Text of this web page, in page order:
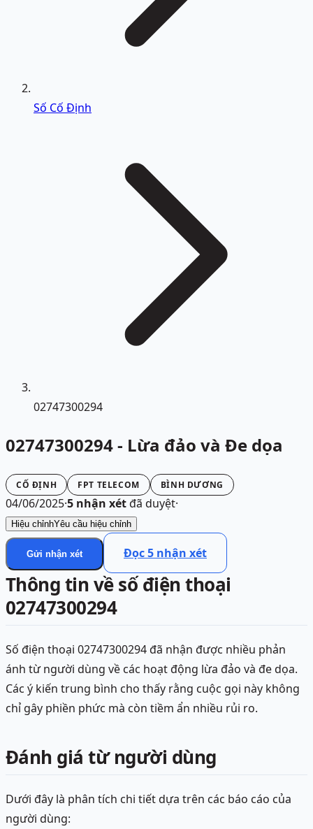
Số Cố Định
02747300294
02747300294 - Lừa đảo và Đe dọa
CỐ ĐỊNH FPT TELECOM BÌNH DƯƠNG
04/06/2025·5 nhận xétđã duyệt·
Hiệu chỉnhYêu cầu hiệu chỉnh
Gửi nhận xét Đọc5 nhận xét
Thông tin về số điện thoại
02747300294
Số điện thoại 02747300294 đã nhận được nhiều phản
ánh từ người dùng về các hoạt động lừa đảo và đe dọa.
Các ý kiến trung bình cho thấy rằng cuộc gọi này không
chỉ gây phiền phức mà còn tiềm ẩn nhiều rủi ro.
Đánh giá từ người dùng
Dưới đây là phân tích chi tiết dựa trên các báo cáo của
người dùng: